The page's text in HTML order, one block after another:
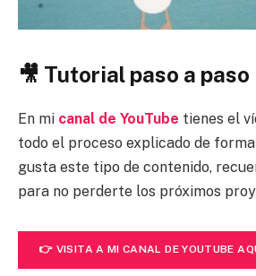
🎥 Tutorial paso a paso
En mi canal de YouTube tienes el
todo el proceso explicado de
gusta este tipo de contenido,
para no perderte los próximos
👉 VISITA A MI CANAL DE YOUTUBE